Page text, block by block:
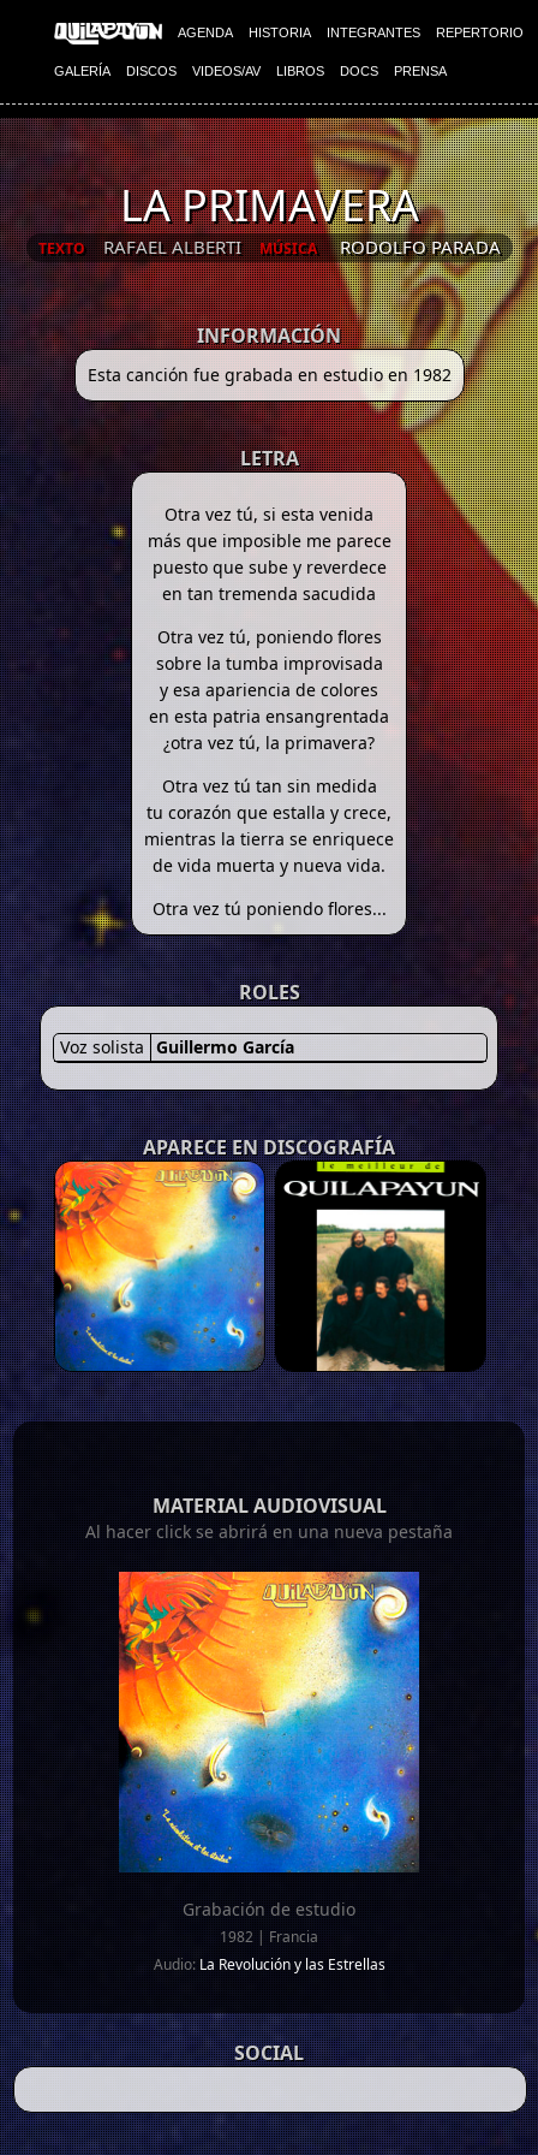
AGENDA HISTORIA INTEGRANTES REPERTORIO
GALERÍA DISCOS VIDEOS/AV LIBROS DOCS PRENSA
LA PRIMAVERA
TEXTO RAFAEL ALBERTI MÚSICA RODOLFO PARADA
INFORMACIÓN
Esta canción fue grabada en estudio en 1982
LETRA
Otra vez tú, si esta venida
más que imposible me parece
puesto que sube y reverdece
en tan tremenda sacudida
Otra vez tú, poniendo flores
sobre la tumba improvisada
y esa apariencia de colores
en esta patria ensangrentada
¿otra vez tú, la primavera?
Otra vez tú tan sin medida
tu corazón que estalla y crece,
mientras la tierra se enriquece
de vida muerta y nueva vida.
Otra vez tú poniendo flores...
ROLES
Voz solista Guillermo García
APARECE EN DISCOGRAFÍA
MATERIAL AUDIOVISUAL
Al hacer click se abrirá en una nueva pestaña
Grabación de estudio
1982 | Francia
Audio:La Revolución y las Estrellas
SOCIAL